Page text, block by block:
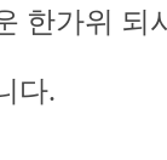
한가위 되
다.